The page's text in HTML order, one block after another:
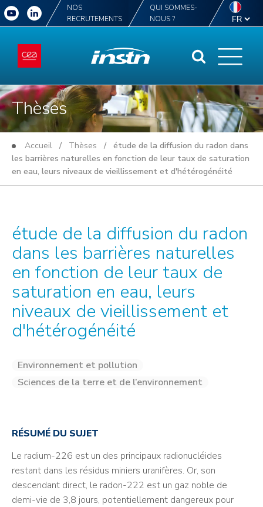
NOS
RECRUTEMENTS
QUI SOMMES-
NOUS ?
Thèses
Accueil / Thèses / étude de la diffusion du radon dans
les barrières naturelles en fonction de leur taux de saturation
en eau, leurs niveaux de vieillissement et d'hétérogénéité
étude de la diffusion du radon
dans les barrières naturelles
en fonction de leur taux de
saturation en eau, leurs
niveaux de vieillissement et
d'hétérogénéité
Environnement et pollution
Sciences de la terre et de l’environnement
RÉSUMÉ DU SUJET
Le radium-226 est un des principaux radionucléides
restant dans les résidus miniers uranifères. Or, son
descendant direct, le radon-222 est un gaz noble de
demi-vie de 3,8 jours, potentiellement dangereux pour